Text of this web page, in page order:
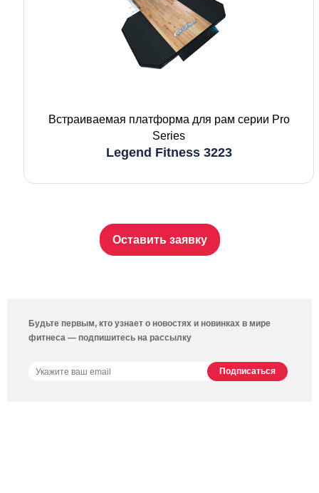
Встраиваемая платформа для рам серии Pro
Series
Legend Fitness 3223
Оставить заявку
Будьте первым, кто узнает о новостях и новинках в мире
фитнеса — подпишитесь на рассылку